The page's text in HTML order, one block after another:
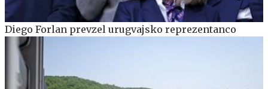
Diego Forlan prevzel urugvajsko reprezentanco